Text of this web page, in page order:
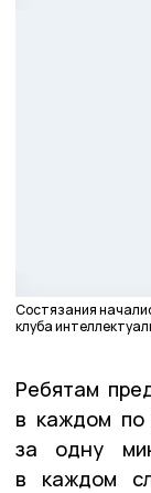
Состязания
клуба
Ребятам
в каждом по
за одну
в каждом